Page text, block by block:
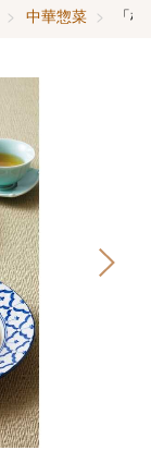
中華惣菜 「